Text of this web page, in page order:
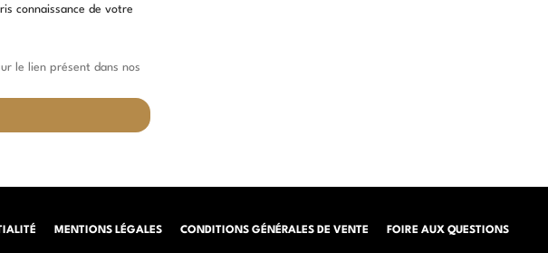
connaissance de votre
le lien présent dans nos
MENTIONS LÉGALES CONDITIONS GÉNÉRALES DE VENTE FOIRE AUX QUESTIONS